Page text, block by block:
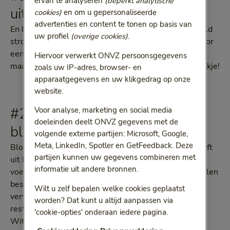
uit bloed
En bloed bestaat weer voor 86% uit water. Gemiddeld
stroomt er door een volwassen vrouw 4,6 liter en door
een volwassen man 5,6 liter bloed. Als baby heb je
maar 350 milliliter bloed. Dat past in een frisdrankblikje!
#2 Bloed bevat drie soorten
bloedcellen
Bloed bestaat voor de helft uit plasma en voor de helft
uit bloedcellen. Plasma is niets meer dan water met
voedingsstoffen, zoals zouten en vitamines. Bloedcellen
bestaan grotendeels (99%) uit rode bloedcellen. Die
vervoeren zuurstof en koolstofdioxide door je lijf. De
rest bestaat uit witte bloedcellen en bloedplaatjes.
Witte bloedcellen beschermen ons lichaam tegen
cookies)en om u gepersonaliseerde
advertenties en content te tonen op basis van
uw profiel (overige cookies).
Hiervoor verwerkt ONVZ persoonsgegevens
zoals uw IP-adres, browser- en
apparaatgegevens en uw klikgedrag op onze
website.
Voor analyse, marketing en social media
doeleinden deelt ONVZ gegevens met de
volgende externe partijen: Microsoft, Google,
Meta, LinkedIn, Spotler en GetFeedback. Deze
partijen kunnen uw gegevens combineren met
informatie uit andere bronnen.
Wilt u zelf bepalen welke cookies geplaatst
worden? Dat kunt u altijd aanpassen via
'cookie-opties' onderaan iedere pagina.